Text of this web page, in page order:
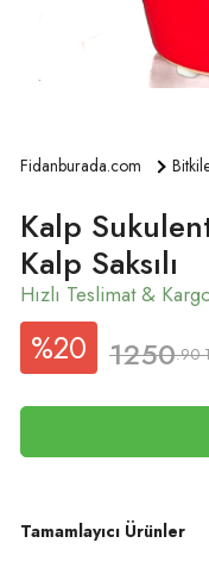
Fidanburada.com
Kalp
Kalp Saksılı
%20 1250.90
Tamamlayıcı Ürünler